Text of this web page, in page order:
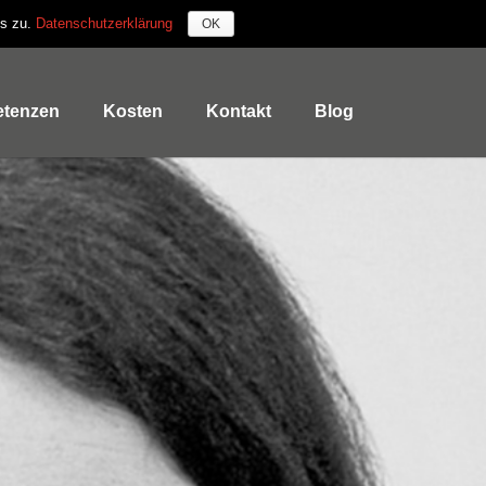
Kosten Kontakt Blog
zu. Datenschutzerklärung OK